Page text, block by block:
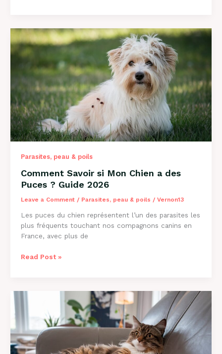
Chien
a
des
?
Guide
Complet
2026
Parasites, peau & poils
Comment Savoir si Mon Chien a des
Puces ? Guide 2026
Leave a Comment / Parasites, peau & poils / Vernon13
Les puces du chien représentent l’un des parasites les
plus fréquents touchant nos compagnons canins en
France, avec plus de
Comment
Puces
?
Guide
Read Post »